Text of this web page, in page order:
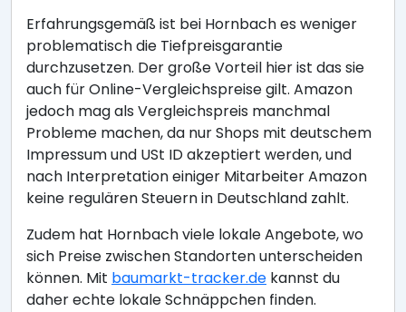
Erfahrungsgemäß ist bei Hornbach es weniger
problematisch die Tiefpreisgarantie
durchzusetzen. Der große Vorteil hier ist das sie
auch für Online-Vergleichspreise gilt. Amazon
jedoch mag als Vergleichspreis manchmal
Probleme machen, da nur Shops mit deutschem
Impressum und USt ID akzeptiert werden, und
nach Interpretation einiger Mitarbeiter Amazon
keine regulären Steuern in Deutschland zahlt.
Zudem hat Hornbach viele lokale Angebote, wo
sich Preise zwischen Standorten unterscheiden
können. Mit baumarkt-tracker.de kannst du
daher echte lokale Schnäppchen finden.